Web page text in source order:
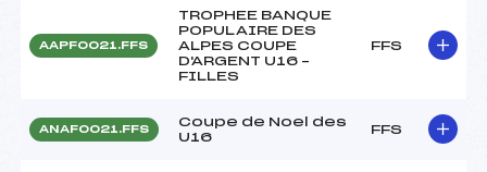
AAPF0021.FFS
TROPHEE BANQUE
POPULAIRE DES
ALPES COUPE
D'ARGENT U16 –
FILLES
FFS
ANAF0021.FFS
Coupe de Noel des
U16
FFS